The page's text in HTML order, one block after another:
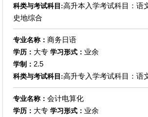
科类与考试科目:高升本入学考试科目：语
史地综合
专业名称： 商务日语
学历： 大专 学习形式： 业余
学制： 2.5
科类与考试科目:高升专入学考试科目：语
专业名称： 会计电算化
学历： 大专 学习形式： 业余